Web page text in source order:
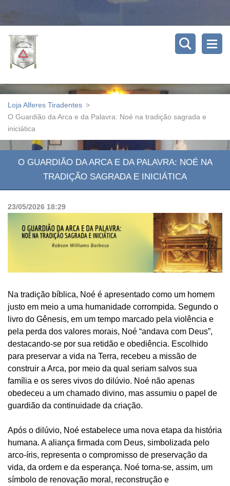
Loja Alferes Tiradentes >
O Guardião da Arca e da Palavra: Noé na tradição sagrada e
iniciática
O GUARDIÃO DA ARCA E DA PALAVRA: NOÉ NA
TRADIÇÃO SAGRADA E INICIÁTICA
23/05/2026 18:29
Na tradição bíblica, Noé é apresentado como um homem
justo em meio a uma humanidade corrompida. Segundo o
livro do Gênesis, em um tempo marcado pela violência e
pela perda dos valores morais, Noé “andava com Deus”,
destacando-se por sua retidão e obediência. Escolhido
para preservar a vida na Terra, recebeu a missão de
construir a Arca, por meio da qual seriam salvos sua
família e os seres vivos do dilúvio. Noé não apenas
obedeceu a um chamado divino, mas assumiu o papel de
guardião da continuidade da criação.
Após o dilúvio, Noé estabelece uma nova etapa da história
humana. A aliança firmada com Deus, simbolizada pelo
arco-íris, representa o compromisso de preservação da
vida, da ordem e da esperança. Noé torna-se, assim, um
símbolo de renovação moral, reconstrução e